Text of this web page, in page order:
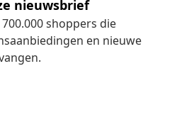
nieuwsbrief
shoppers die
en nieuwe